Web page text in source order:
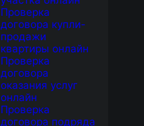
Проверка
договора купли-
продажи
квартиры онлайн
Проверка
договора
оказания услуг
онлайн
Проверка
договора подряда